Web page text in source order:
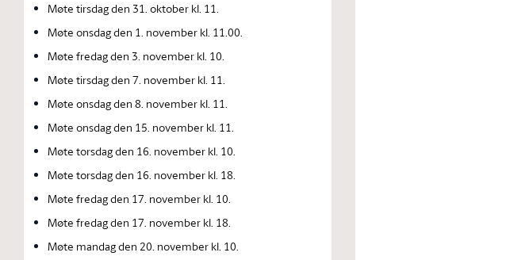
Møte tirsdag den 31. oktober kl. 11.
Møte onsdag den 1. november kl. 11.00.
Møte fredag den 3. november kl. 10.
Møte tirsdag den 7. november kl. 11.
Møte onsdag den 8. november kl. 11.
Møte onsdag den 15. november kl. 11.
Møte torsdag den 16. november kl. 10.
Møte torsdag den 16. november kl. 18.
Møte fredag den 17. november kl. 10.
Møte fredag den 17. november kl. 18.
Møte mandag den 20. november kl. 10.